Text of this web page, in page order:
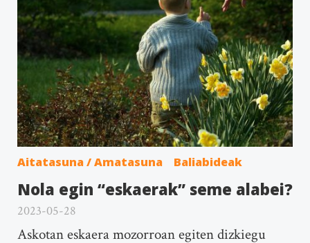
Aitatasuna / Amatasuna Baliabideak
Nola egin “eskaerak” seme alabei?
2023-05-28
Askotan eskaera mozorroan egiten dizkiegu